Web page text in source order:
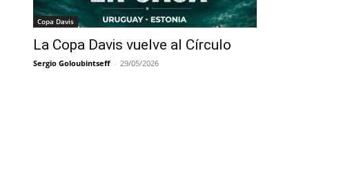
Copa Davis
La Copa Davis vuelve al Círculo
Sergio Goloubintseff - 29/05/2026